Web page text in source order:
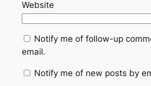
Website
Notify me of follow-up
email.
Notify me of new posts by